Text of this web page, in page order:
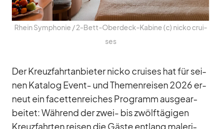
Rhein Sym­pho­nie /​ 2‑­Bett-Ober­deck-Ka­bine (c) nicko crui­
ses
Der Kreuz­fahrt­an­bie­ter nicko crui­ses hat für sei­
nen Ka­ta­log Event- und The­men­rei­sen 2026 er­
neut ein fa­cet­ten­rei­ches Pro­gramm aus­ge­ar­
bei­tet: Wäh­rend der zwei- bis zwölf­tä­gi­gen
Kreuz­fahr­ten rei­sen die Gäste ent­lang ma­le­ri­